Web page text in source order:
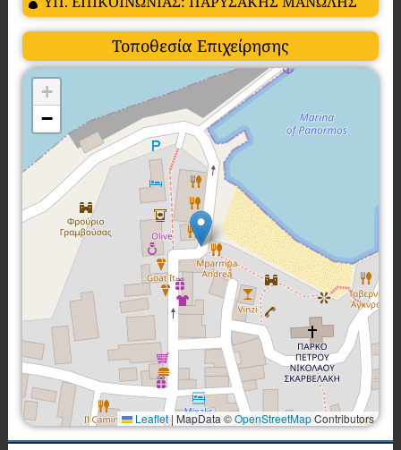
Τοποθεσία Επιχείρησης
+
−
Leaflet| MapData ©OpenStreetMapContributors